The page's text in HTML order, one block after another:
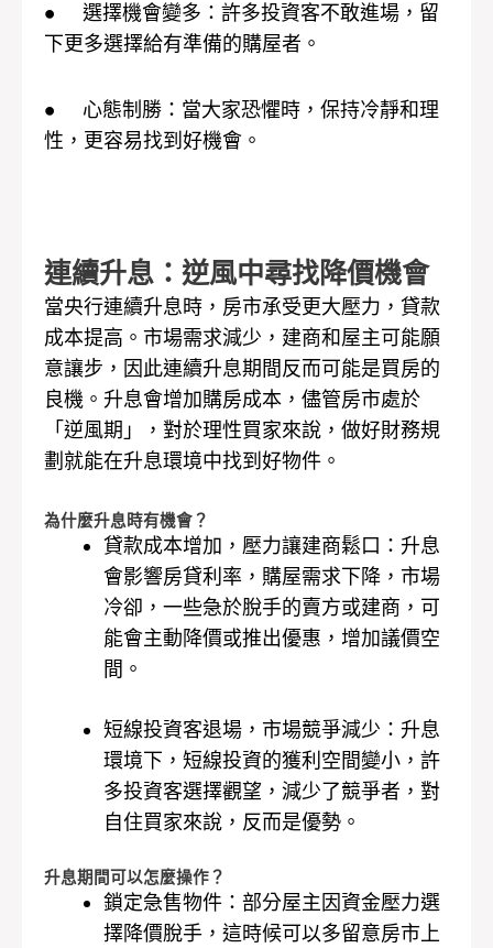
● 選擇機會變多：許多投資客不敢進場，留
下更多選擇給有準備的購屋者。
● 心態制勝：當大家恐懼時，保持冷靜和理
性，更容易找到好機會。
連續升息：逆風中尋找降價機會
當央行連續升息時，房市承受更大壓力，貸款
成本提高。市場需求減少，建商和屋主可能願
意讓步，因此連續升息期間反而可能是買房的
良機。升息會增加購房成本，儘管房市處於
「逆風期」，對於理性買家來說，做好財務規
劃就能在升息環境中找到好物件。
為什麼升息時有機會？
貸款成本增加，壓力讓建商鬆口：升息
會影響房貸利率，購屋需求下降，市場
冷卻，一些急於脫手的賣方或建商，可
能會主動降價或推出優惠，增加議價空
間。
短線投資客退場，市場競爭減少：升息
環境下，短線投資的獲利空間變小，許
多投資客選擇觀望，減少了競爭者，對
自住買家來說，反而是優勢。
升息期間可以怎麼操作？
鎖定急售物件：部分屋主因資金壓力選
擇降價脫手，這時候可以多留意房市上